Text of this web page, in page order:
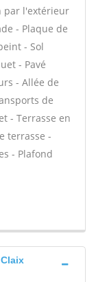
par l'extérieur
- Plaque de
- Sol
- Pavé
- Allée de
de
- Terrasse en
terrasse -
- Plafond